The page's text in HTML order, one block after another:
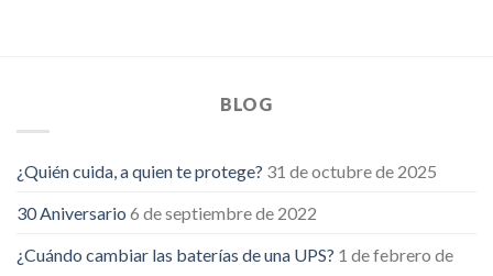
BLOG
¿Quién cuida, a quien te protege? 31 de octubre de 2025
30 Aniversario 6 de septiembre de 2022
¿Cuándo cambiar las baterías de una UPS? 1 de febrero de